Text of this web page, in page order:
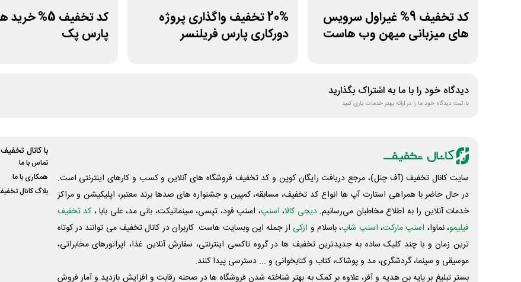
کد تخفیف 9% غیراول سرویس
های میزبانی میهن وب هاست
20% تخفیف واگذاری پروژه
دورکاری پارس فریلنسر
کد تخفیف 5%
پارس پک
دیدگاه خود را با ما به اشتراک بگذارید
با ثبت دیدگاه خود ما را در ارائه بهتر خدمات یاری کنید
سایت کانال تخفیف (آف چنل)، مرجع دریافت رایگان کوپن و کد تخفیف فروشگاه های آنلاین و کسب و‌ کارهای اینترنتی است.
در حال حاضر با همراهی استارت آپ ها انواع کد تخفیف، مسابقه، کمپین و جشنواره های صدها برند معتبر، اپلیکیشن و مراکز
خدمات آنلاین را به اطلاع مخاطبان می‌رسانیم. دیجی کالا، اسنپ، اسنپ فود، تپسی، سینماتیکت، بانی مد، علی‌ بابا ، کد تخفیف
فیلیمو، نماوا، اسنپ مارکت، اسنپ شاپ، باسلام و ازکی از جمله این وبسایت ‌هاست. کاربران در کانال تخفیف می توانند در کوتاه
ترین زمان و با چند کلیک ساده به جدیدترین تخفیف ها در گروه تاکسی اینترنتی، سفارش آنلاین غذا، اپراتورهای مخابراتی،
موسیقی و سینما، گردشگری، مد و پوشاک، کتاب و کتابخوانی و ... دسترسی پیدا کنند.
بستر تبلیغ بر پایه بن هدیه و آفر، علاوه بر کمک به بهتر شناخته شدن فروشگاه ها در صحنه رقابت و افزایش بازدید و آمار فروش
با کانال تخفیف
تماس با ما
همکاری با ما
بلاگ کانال